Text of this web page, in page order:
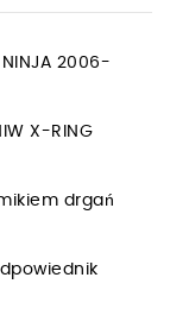
2006-
X-RING
drgań